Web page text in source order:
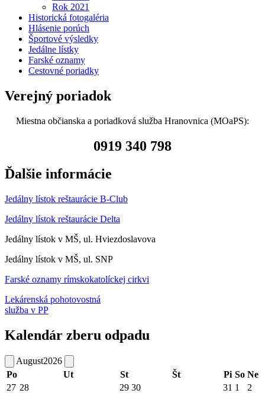
Rok 2021
Historická fotogaléria
Hlásenie porúch
Športové výsledky
Jedálne lístky
Farské oznamy
Cestovné poriadky
Verejný poriadok
Miestna občianska a poriadková služba Hranovnica (MOaPS):
0919 340 798
Ďalšie informácie
Jedálny lístok reštaurácie B-Club
Jedálny lístok reštaurácie Delta
Jedálny lístok v MŠ, ul. Hviezdoslavova
Jedálny lístok v MŠ, ul. SNP
Farské oznamy rímskokatolíckej cirkvi
Lekárenská pohotovostná
služba v PP
Kalendár zberu odpadu
August2026
Po
Ut St Št Pi So Ne
27 28 29 30 31 1 2